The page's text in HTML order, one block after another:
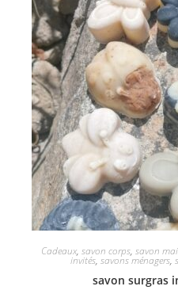
Cadeaux, savon corps, savon
invités, savons ménagers,
savon surgras